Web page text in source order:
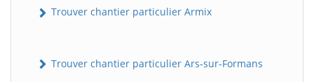
Trouver chantier particulier Armix
Trouver chantier particulier Ars-sur-Formans